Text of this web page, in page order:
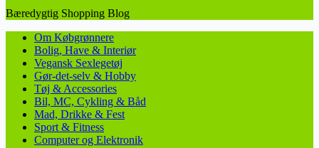
Bæredygtig Shopping Blog
Om Købgrønnere
Bolig, Have & Interiør
Vegansk Sexlegetøj
Gør-det-selv & Hobby
Tøj & Accessories
Bil, MC, Cykling & Båd
Mad, Drikke & Fest
Sport & Fitness
Computer og Elektronik